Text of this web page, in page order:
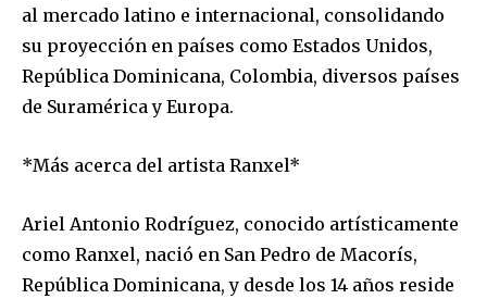
al mercado latino e internacional, consolidando
su proyección en países como Estados Unidos,
República Dominicana, Colombia, diversos países
de Suramérica y Europa.
*Más acerca del artista Ranxel*
Ariel Antonio Rodríguez, conocido artísticamente
como Ranxel, nació en San Pedro de Macorís,
República Dominicana, y desde los 14 años reside